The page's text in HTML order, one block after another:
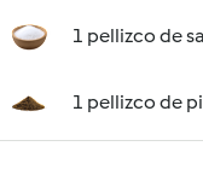
1 pellizco de
1 pellizco de